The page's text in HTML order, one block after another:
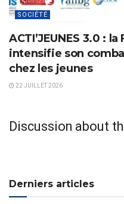
SOCIÉTÉ
ACTI’JEUNES 3.0 :
intensifie son
chez les jeunes
22 JUILLET 2026
Discussion about
Derniers articles